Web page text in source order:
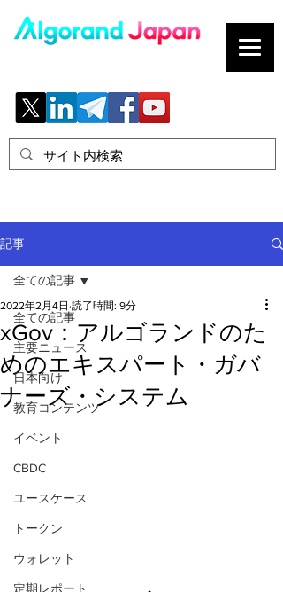
記事
全ての記事
主要ニュース
日本向け
教育コンテンツ
イベント
CBDC
ユースケース
トークン
ウォレット
定期レポート
全ての記事
xGov：アルゴランドのた
めのエキスパート・ガバ
ナーズ・システム
2022年2月4日 読了時間: 9分